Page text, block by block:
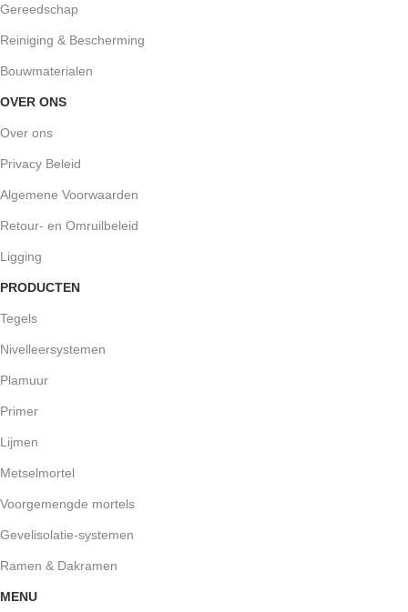
Gereedschap
Reiniging & Bescherming
Bouwmaterialen
OVER ONS
Over ons
Privacy Beleid
Algemene Voorwaarden
Retour- en Omruilbeleid
Ligging
PRODUCTEN
Tegels
Nivelleersystemen
Plamuur
Primer
Lijmen
Metselmortel
Voorgemengde mortels
Gevelisolatie-systemen
Ramen & Dakramen
MENU